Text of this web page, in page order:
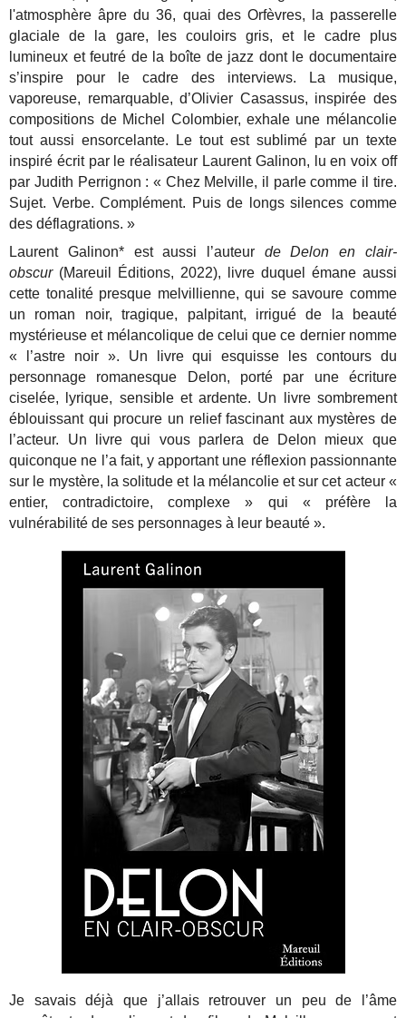
l'atmosphère âpre du 36, quai des Orfèvres, la passerelle
glaciale de la gare, les couloirs gris, et le cadre plus
lumineux et feutré de la boîte de jazz dont le documentaire
s’inspire pour le cadre des interviews. La
musique,
vaporeuse, remarquable, d’Olivier Casassus, inspirée des
compositions de Michel Colombier, exhale une mélancolie
tout aussi ensorcelante. Le tout est sublimé par un texte
inspiré écrit par le réalisateur Laurent Galinon, lu en voix off
par Judith Perrignon : « Chez Melville, il parle comme il tire.
Sujet. Verbe. Complément. Puis de longs silences comme
des déflagrations. »
Laurent Galinon* est aussi l’auteur de Delon en clair-
obscur(Mareuil Éditions, 2022), livre duquel émane aussi
cette tonalité presque melvillienne, qui se savoure comme
un roman noir, tragique, palpitant, irrigué de la beauté
mystérieuse et mélancolique de celui que ce dernier nomme
« l’astre noir ». Un livre qui esquisse les contours du
personnage romanesque Delon, porté par une écriture
ciselée, lyrique, sensible et ardente. Un livre sombrement
éblouissant qui procure un relief fascinant aux mystères de
l’acteur. Un livre qui vous parlera de Delon mieux que
quiconque ne l’a fait, y apportant une réflexion passionnante
sur le mystère, la solitude et la mélancolie et sur cet acteur «
entier, contradictoire, complexe » qui « préfère la
vulnérabilité de ses personnages à leur beauté ».
Je savais déjà que j’allais retrouver un peu de l’âme